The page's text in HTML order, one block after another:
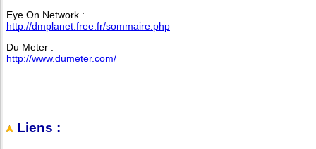
Eye On Network :
http://dmplanet.free.fr/sommaire.php
Du Meter :
http://www.dumeter.com/
Liens :